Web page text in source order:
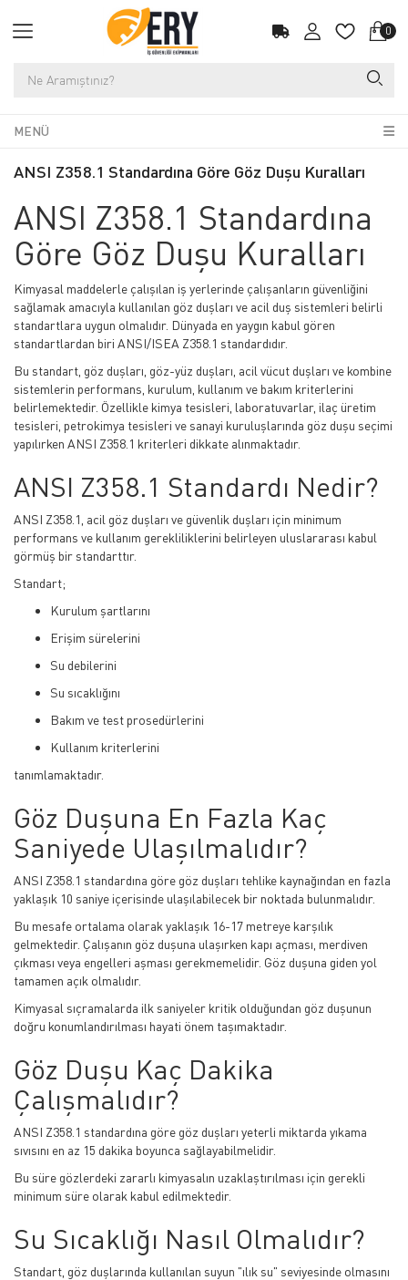
0
MENÜ
ANSI Z358.1 Standardına Göre Göz Duşu Kuralları
ANSI Z358.1 Standardına
Göre Göz Duşu Kuralları
Kimyasal maddelerle çalışılan iş yerlerinde çalışanların güvenliğini
sağlamak amacıyla kullanılan göz duşları ve acil duş sistemleri belirli
standartlara uygun olmalıdır. Dünyada en yaygın kabul gören
standartlardan biri ANSI/ISEA Z358.1 standardıdır.
Bu standart, göz duşları, göz-yüz duşları, acil vücut duşları ve kombine
sistemlerin performans, kurulum, kullanım ve bakım kriterlerini
belirlemektedir. Özellikle kimya tesisleri, laboratuvarlar, ilaç üretim
tesisleri, petrokimya tesisleri ve sanayi kuruluşlarında göz duşu seçimi
yapılırken ANSI Z358.1 kriterleri dikkate alınmaktadır.
ANSI Z358.1 Standardı Nedir?
ANSI Z358.1, acil göz duşları ve güvenlik duşları için minimum
performans ve kullanım gerekliliklerini belirleyen uluslararası kabul
görmüş bir standarttır.
Standart;
Kurulum şartlarını
Erişim sürelerini
Su debilerini
Su sıcaklığını
Bakım ve test prosedürlerini
Kullanım kriterlerini
tanımlamaktadır.
Göz Duşuna En Fazla Kaç
Saniyede Ulaşılmalıdır?
ANSI Z358.1 standardına göre göz duşları tehlike kaynağından en fazla
yaklaşık 10 saniye içerisinde ulaşılabilecek bir noktada bulunmalıdır.
Bu mesafe ortalama olarak yaklaşık 16-17 metreye karşılık
gelmektedir. Çalışanın göz duşuna ulaşırken kapı açması, merdiven
çıkması veya engelleri aşması gerekmemelidir. Göz duşuna giden yol
tamamen açık olmalıdır.
Kimyasal sıçramalarda ilk saniyeler kritik olduğundan göz duşunun
doğru konumlandırılması hayati önem taşımaktadır.
Göz Duşu Kaç Dakika
Çalışmalıdır?
ANSI Z358.1 standardına göre göz duşları yeterli miktarda yıkama
sıvısını en az 15 dakika boyunca sağlayabilmelidir.
Bu süre gözlerdeki zararlı kimyasalın uzaklaştırılması için gerekli
minimum süre olarak kabul edilmektedir.
Su Sıcaklığı Nasıl Olmalıdır?
Standart, göz duşlarında kullanılan suyun "ılık su" seviyesinde olmasını